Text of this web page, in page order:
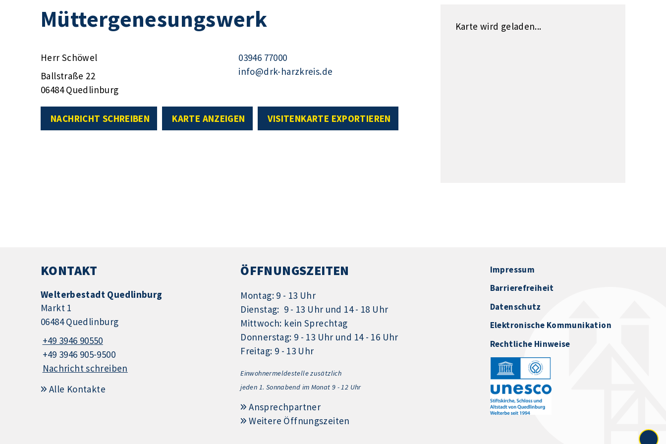
Müttergenesungswerk
Herr Schöwel
Ballstraße 22
06484 Quedlinburg
03946 77000
info@drk-harzkreis.de
NACHRICHT SCHREIBEN KARTE ANZEIGEN VISITENKARTE EXPORTIEREN
Karte wird geladen...
KONTAKT
Welterbestadt Quedlinburg
Markt 1
06484 Quedlinburg
+49 3946 90550
+49 3946 905-9500
Nachricht schreiben
Alle Kontakte
ÖFFNUNGSZEITEN
Montag: 9 - 13 Uhr
Dienstag: 9 - 13 Uhr und 14 - 18 Uhr
Mittwoch: kein Sprechtag
Donnerstag: 9 - 13 Uhr und 14 - 16 Uhr
Freitag: 9 - 13 Uhr
Einwohnermeldestelle zusätzlich
jeden 1. Sonnabend im Monat 9 - 12 Uhr
Ansprechpartner
Weitere Öffnungszeiten
Impressum
Barrierefreiheit
Datenschutz
Elektronische Kommunikation
Rechtliche Hinweise